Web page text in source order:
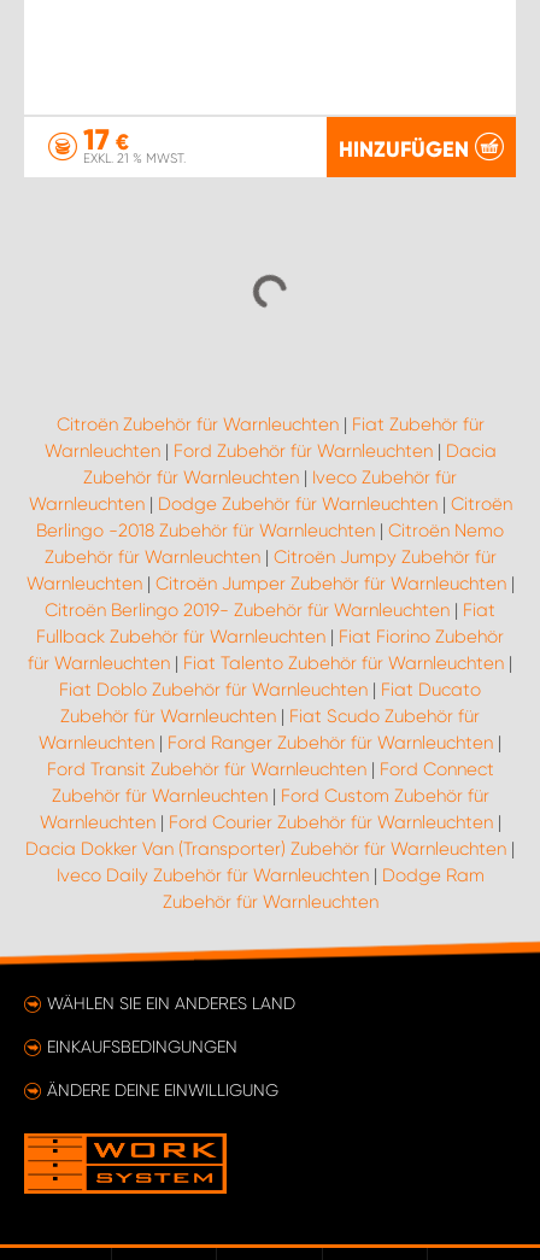
17 €
EXKL. 21 % MWST. HINZUFÜGEN
Citroën Zubehör für Warnleuchten| Fiat Zubehör für
Warnleuchten| Ford Zubehör für Warnleuchten| Dacia
Zubehör für Warnleuchten | Iveco Zubehör für
Warnleuchten| Dodge Zubehör für Warnleuchten| Citroën
Berlingo -2018 Zubehör für Warnleuchten | Citroën Nemo
Zubehör für Warnleuchten| Citroën Jumpy Zubehör für
Warnleuchten| Citroën Jumper Zubehör für Warnleuchten|
Citroën Berlingo 2019- Zubehör für Warnleuchten | Fiat
Fullback Zubehör für Warnleuchten | Fiat Fiorino Zubehör
für Warnleuchten | Fiat Talento Zubehör für Warnleuchten |
Fiat Doblo Zubehör für Warnleuchten | Fiat Ducato
Zubehör für Warnleuchten | Fiat Scudo Zubehör für
Warnleuchten | Ford Ranger Zubehör für Warnleuchten |
Ford Transit Zubehör für Warnleuchten| Ford Connect
Zubehör für Warnleuchten| Ford Custom Zubehör für
Warnleuchten| Ford Courier Zubehör für Warnleuchten|
Dacia Dokker Van (Transporter) Zubehör für Warnleuchten |
Iveco Daily Zubehör für Warnleuchten| Dodge Ram
Zubehör für Warnleuchten
WÄHLEN SIE EIN ANDERES LAND
EINKAUFSBEDINGUNGEN
ÄNDERE DEINE EINWILLIGUNG